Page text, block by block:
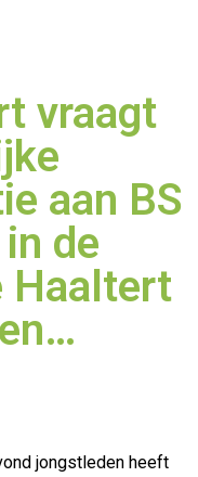
vraagt
aan BS
de
Haaltert
jongstleden heeft